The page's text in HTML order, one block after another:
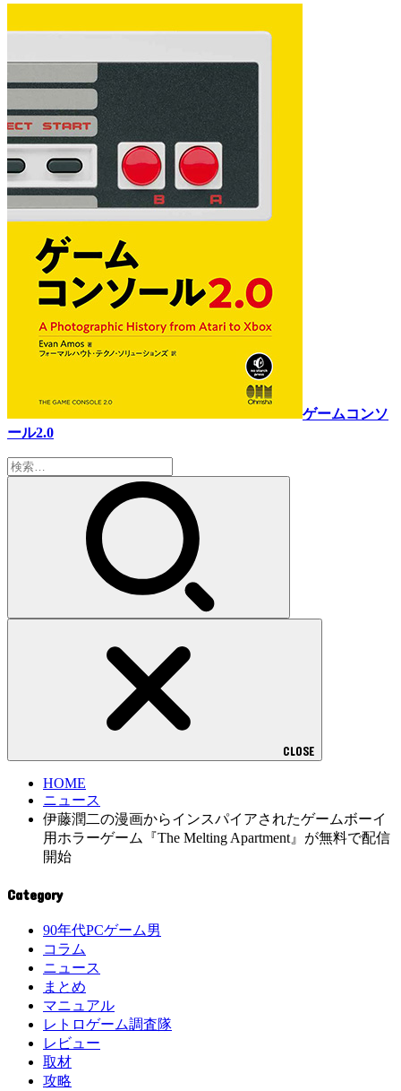
ゲームコンソ
ール2.0
検
索:
CLOSE
HOME
ニュース
伊藤潤二の漫画からインスパイアされたゲームボーイ
用ホラーゲーム『The Melting Apartment』が無料で配信
開始
Category
90年代PCゲーム男
コラム
ニュース
まとめ
マニュアル
レトロゲーム調査隊
レビュー
取材
攻略